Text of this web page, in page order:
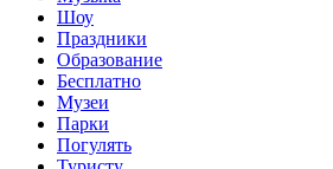
Шоу
Праздники
Образование
Бесплатно
Музеи
Парки
Погулять